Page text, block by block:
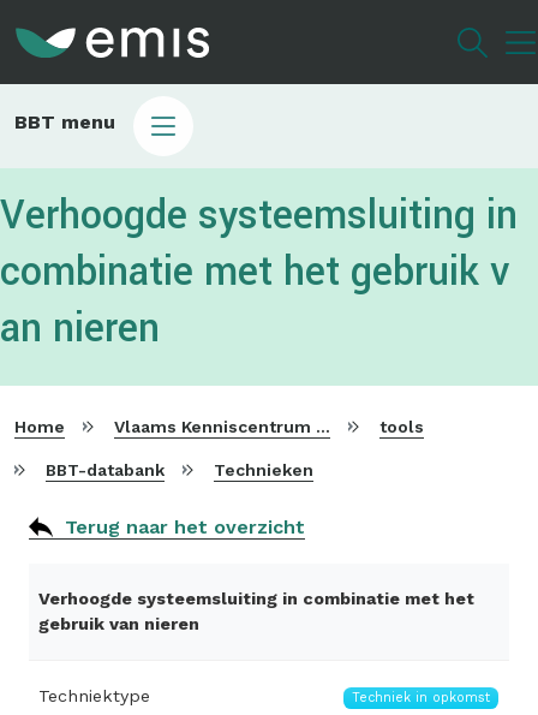
gaan
Main
BBT menu
Verhoogde systeemsluiting in
combinatie met het gebruik v
an nieren
Home Vlaams Kenniscentrum voor Beste Beschikbare Technieken tools
BBT-databank Technieken
Terug naar het overzicht
Verhoogde systeemsluiting in combinatie met het
gebruik van nieren
Techniektype Techniek in opkomst